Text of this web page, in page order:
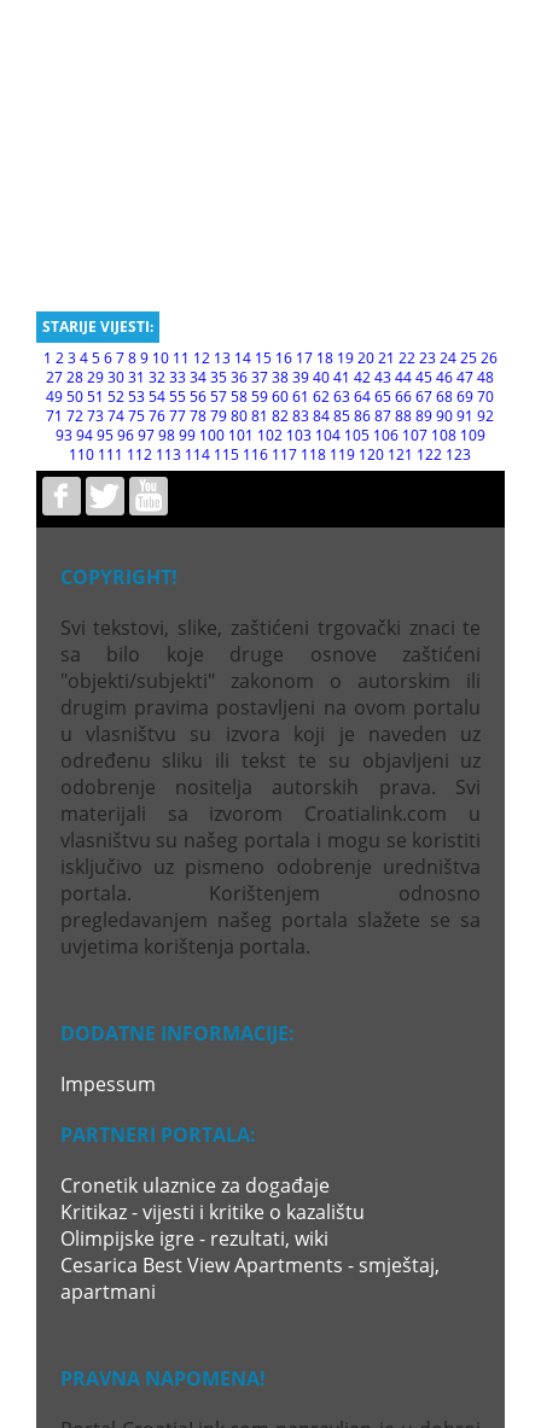
STARIJE VIJESTI:
1 23456789 10 11 12 13 14 15 16 17 18 192021 2223242526
27 28 29 30 31 32 33 34 35 36 37 38 39 40 41 42 43 44 45 46 47 48
49 50 51 52 53 54 55 56 57 58 59 60 61 62 63 64 65 66 67 68 69 70
71 72 73 74 75 76 77 78 79 80 81 82 83 84 85 86 87 88 89 90 91 92
93949596979899 100 101 102 103 104 105 106 107 108 109
110 111 112 113 114 115 116 117 118 119 120 121 122 123
COPYRIGHT!
Svi tekstovi, slike, zaštićeni trgovački znaci te
sa bilo koje druge osnove zaštićeni
"objekti/subjekti" zakonom o autorskim ili
drugim pravima postavljeni na ovom portalu
u vlasništvu su izvora koji je naveden uz
određenu sliku ili tekst te su objavljeni uz
odobrenje nositelja autorskih prava. Svi
materijali sa izvorom Croatialink.com u
vlasništvu su našeg portala i mogu se koristiti
isključivo uz pismeno odobrenje uredništva
portala. Korištenjem odnosno
pregledavanjem našeg portala slažete se sa
uvjetima korištenja portala.
DODATNE INFORMACIJE:
Impessum
PARTNERI PORTALA:
Cronetik ulaznice za događaje
Kritikaz - vijesti i kritike o kazalištu
Olimpijske igre - rezultati, wiki
Cesarica Best View Apartments - smještaj,
apartmani
PRAVNA NAPOMENA!